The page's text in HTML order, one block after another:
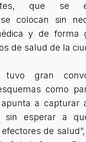
que se
colocan sin
y de forma
de salud de la
tuvo gran
como
a capturar
sin esperar a
de salud”